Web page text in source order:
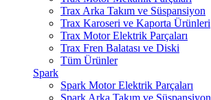
Trax Arka Takım ve Süspansiyon
Trax Karoseri ve Kaporta Ürünleri
Trax Motor Elektrik Parçaları
Trax Fren Balatası ve Diski
Tüm Ürünler
Spark
Spark Motor Elektrik Parçaları
Spark Arka Takım ve Süspansiyon